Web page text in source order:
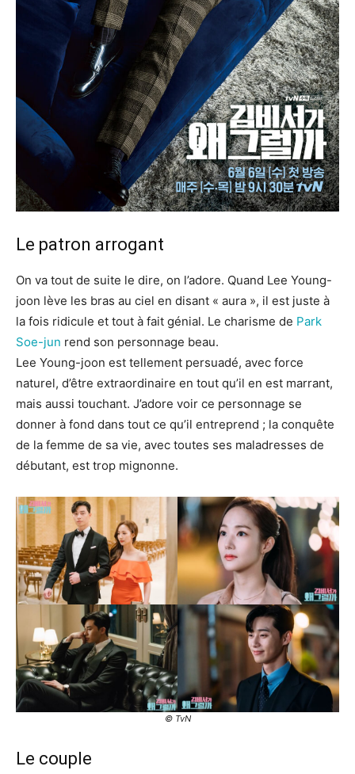
Le patron arrogant
On va tout de suite le dire, on l’adore. Quand Lee Young-
joon lève les bras au ciel en disant « aura », il est juste à
la fois ridicule et tout à fait génial. Le charisme de Park
Soe-jun rend son personnage beau.
Lee Young-joon est tellement persuadé, avec force
naturel, d’être extraordinaire en tout qu’il en est marrant,
mais aussi touchant. J’adore voir ce personnage se
donner à fond dans tout ce qu’il entreprend ; la conquête
de la femme de sa vie, avec toutes ses maladresses de
débutant, est trop mignonne.
© TvN
Le couple